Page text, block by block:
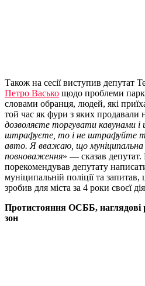
Також на сесії виступив депутат
Петро Васько щодо проблеми
словами обранця, людей, які
той час як фури з яких продавали
дозволяєте торгувати кавунами і
штрафуєте, то і не штрафуйте
авто. Я вважаю, що муніципальна
повноваження» — сказав
порекомендував депутату
муніципальній поліції та
зробив для міста за 4 роки своєї
Протистояння ОСББ, наглядові
зон